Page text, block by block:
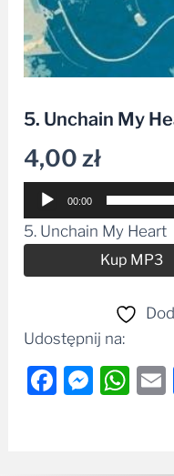
5. Unchain My
4,00zł
Odtwarzacz
plików
dźwiękowych
00:00
5. Unchain My Heart
Kup MP3
Udostępnij na: